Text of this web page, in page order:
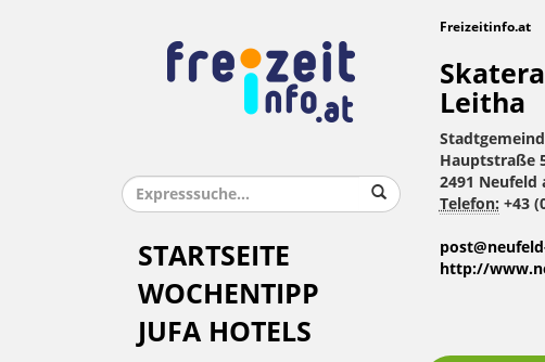
STARTSEITE
WOCHENTIPP
JUFA HOTELS
Freizeitinfo.at
Leitha
Hauptstraße
2491 Neufeld
Telefon: +43
http://